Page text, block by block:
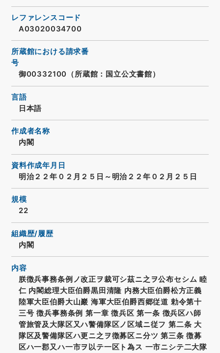
レファレンスコード
A03020034700
所蔵館における請求番
号
御00332100（所蔵館：国立公文書館）
言語
日本語
作成者名称
内閣
資料作成年月日
明治２２年０２月２５日～明治２２年０２月２５日
規模
22
組織歴/履歴
内閣
内容
朕徴兵事務条例ノ改正ヲ裁可シ茲ニ之ヲ公布セシム 睦
仁 内閣総理大臣伯爵黒田清隆 内務大臣伯爵松方正義
陸軍大臣伯爵大山巖 海軍大臣伯爵西郷従道 勅令第十
三号 徴兵事務条例 第一章 徴兵区 第一条 徴兵区ハ師
管旅管及大隊区又ハ警備隊区ノ区域ニ従フ 第二条 大
隊区及警備隊区ハ更ニ之ヲ徴募区ニ分ツ 第三条 徴募
区ハ一郡又ハ一市ヲ以テ一区ト為ス 一市ニシテ二大隊